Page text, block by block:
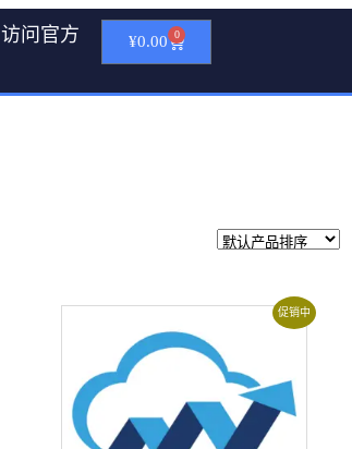
访问官方 ¥0.00 0
促销中